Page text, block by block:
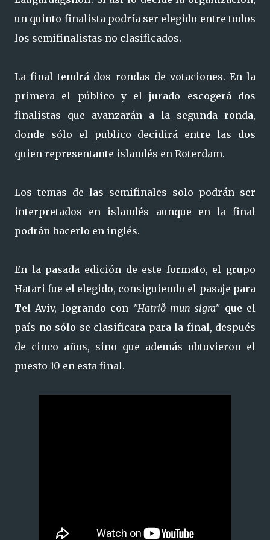
un quinto finalista podría ser elegido entre todos
los semifinalistas no clasificados.
La final tendrá dos rondas de votaciones. En la
primera el público y el jurado escogerá dos
finalistas que avanzarán a la segunda ronda,
donde sólo el publico decidirá entre las dos
quien representante islandés en Roterdam.
Los temas de las semifinales solo podrán ser
interpretados en islandés aunque en la final
podrán hacerlo en inglés.
En la pasada edición de este formato, el grupo
Hatari fue el elegido, consiguiendo el pasaje para
Tel Aviv, logrando con "Hatrið mun sigra" que el
país no sólo se clasificara para la final, después
de cinco años, sino que además obtuvieron el
puesto 10 en esta final.